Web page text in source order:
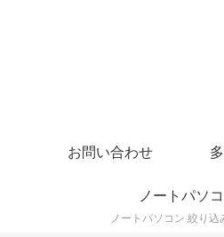
お問い合わせ
ノートパソ